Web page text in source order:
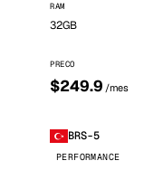
RAM
32GB
PRECO
$249.9 /mes
BRS-5
PERFORMANCE